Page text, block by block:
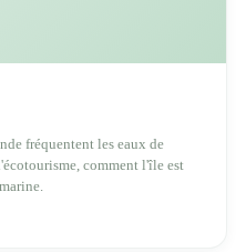
fréquentent les eaux de
comment l'île est